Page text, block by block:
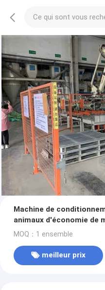
Machine de
animaux d'économie de
granule de Palletizer de
MOQ：1 ensemble
meilleur prix